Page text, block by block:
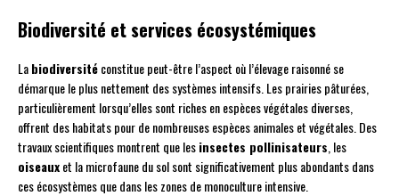
Biodiversité et services écosystémiques
Labiodiversitéconstitue peut-être l’aspect où l’élevage raisonné se
démarque le plus nettement des systèmes intensifs. Les prairies pâturées,
particulièrement lorsqu’elles sont riches en espèces végétales diverses,
offrent des habitats pour de nombreuses espèces animales et végétales. Des
travaux scientifiques montrent que lesinsectes pollinisateurs , les
oiseauxet la microfaune du sol sont significativement plus abondants dans
ces écosystèmes que dans les zones de monoculture intensive.